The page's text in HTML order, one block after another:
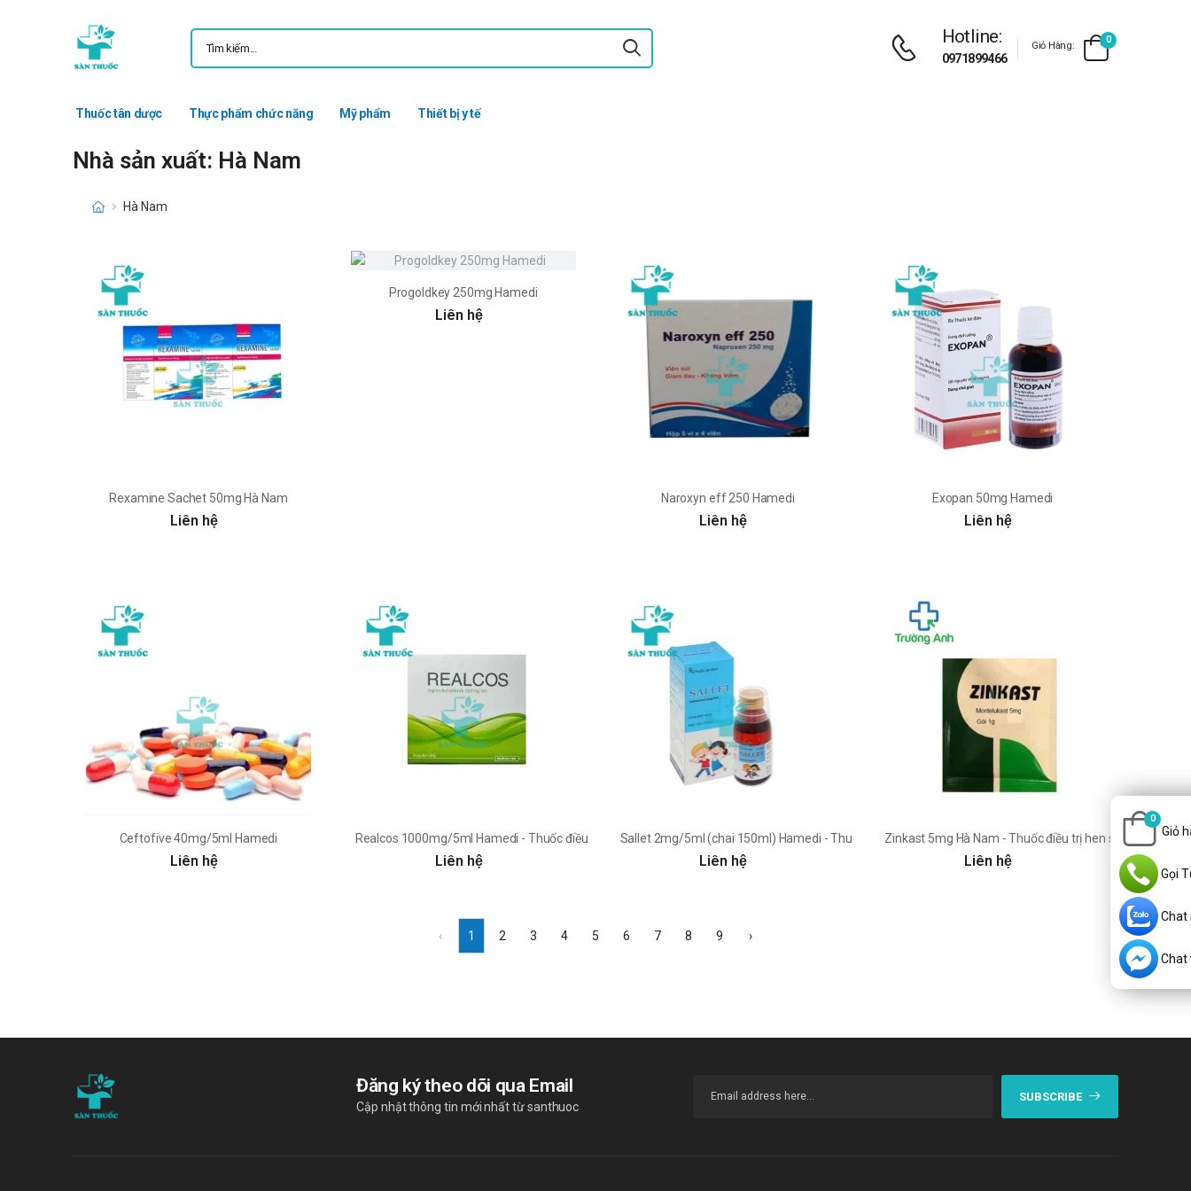
Hotline:
0971899466
Giỏ Hàng:
0
Thuốc tân dược Thực phẩm chức năng Mỹ phẩm Thiết bị y tế
Nhà sản xuất: Hà Nam
Hà Nam
Rexamine Sachet 50mg Hà Nam
Liên hệ
Progoldkey 250mg Hamedi
Liên hệ
Naroxyn eff 250 Hamedi
Liên hệ
Exopan 50mg Hamedi
Liên hệ
Ceftofive 40mg/5ml Hamedi
Liên hệ
Realcos 1000mg/5ml Hamedi - Thuốc điều trị suy giảm chức năng gan
Liên hệ
Sallet 2mg/5ml (chai 150ml) Hamedi - Thuốc điều trị hen phế quản
Liên hệ
Zinkast 5mg Hà Nam - Thuốc điều trị hen suyễn mãn tính
Liên hệ
‹ 1 2 3 4 5 6 7 8 9 ›
Đăng ký theo dõi qua Email
Cập nhật thông tin mới nhất từ santhuoc
SUBSCRIBE
0
Giỏ
Gọi
Chat
Chat